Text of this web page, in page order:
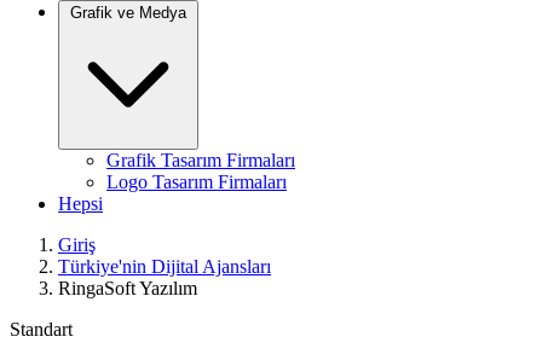
Grafik ve Medya
Grafik Tasarım Firmaları
Logo Tasarım Firmaları
Hepsi
Giriş
Türkiye'nin Dijital Ajansları
RingaSoft Yazılım
Standart